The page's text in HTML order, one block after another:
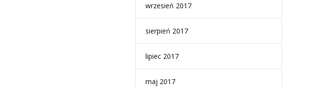
wrzesień 2017
sierpień 2017
lipiec 2017
maj 2017